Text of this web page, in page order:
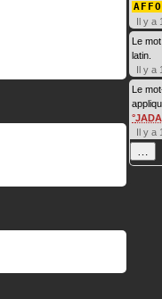
Il y a
Le mot
latin.
Il y a
Le
Il y a
…